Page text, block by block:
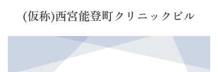
(仮称)西宮能登町クリニックビル